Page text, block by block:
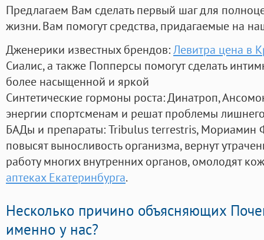
Предлагаем Вам сделать первый шаг для
жизни. Вам помогут средства, придагаемые на
Дженерики известных брендов:Левитра цена в
Сиалис, а также Попперсы помогут сделать
более насыщенной и яркой
Синтетические гормоны роста: Динатроп,
энергии спортсменам и решат проблемы
БАДы и препараты:Tribulus terrestris, Мориамин
повысят выносливость организма, вернут
работу многих внутренних органов, омолодят
аптеках Екатеринбурга.
Несколько причино объясняющих
именно у нас?